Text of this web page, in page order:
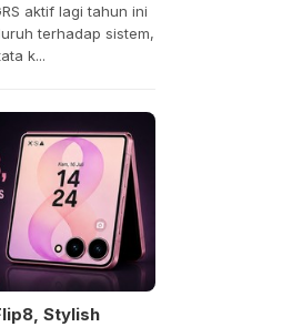
aktif lagi tahun ini
terhadap sistem,
k...
Stylish